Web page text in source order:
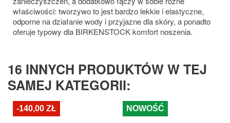
właściwości: tworzywo to jest bardzo lekkie i elastyczne,
odporne na działanie wody i przyjazne dla skóry, a ponadto
oferuje typowy dla BIRKENSTOCK komfort noszenia.
16 INNYCH PRODUKTÓW W TEJ
SAMEJ KATEGORII:
-140,00 ZŁ NOWOŚĆ